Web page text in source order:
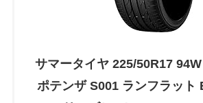
サマータイヤ 225/50R17
ポテンザ S001 ランフラット